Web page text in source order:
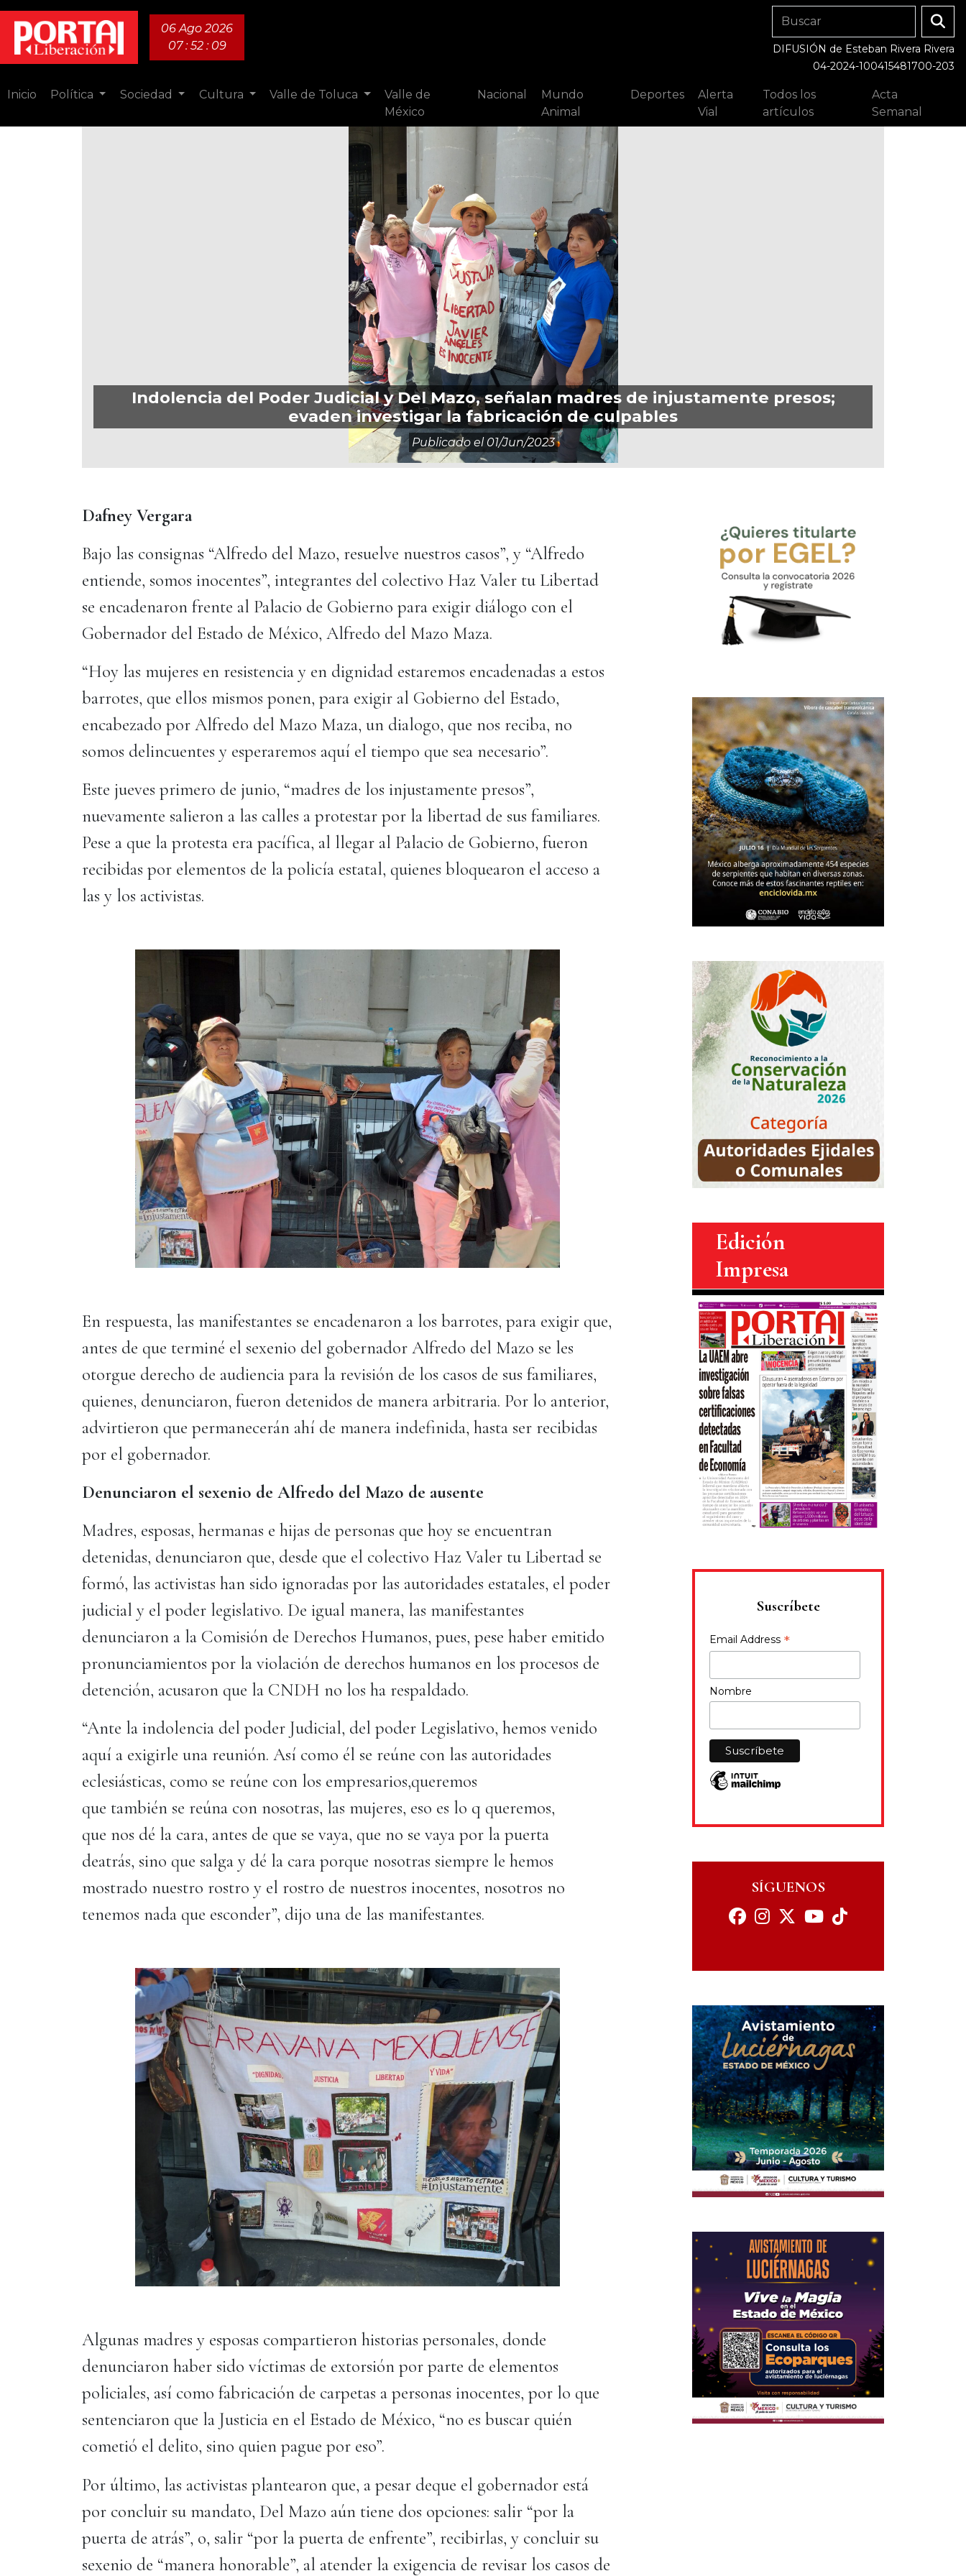
06 Ago 2026
07 : 52 : 11
DIFUSIÓN de Esteban Rivera Rivera
04-2024-100415481700-203
Inicio Política Sociedad Cultura Valle de Toluca
Valle de
México
Nacional
Mundo
Animal
Deportes
Alerta
Vial
Todos los
artículos
Acta
Semanal
Indolencia del Poder Judicial y Del Mazo, señalan madres de injustamente presos;
evaden investigar la fabricación de culpables
Publicado el 01/jun/2023
Dafney Vergara
Bajo las consignas “Alfredo del Mazo, resuelve nuestros casos”, y “Alfredo
entiende, somos inocentes”, integrantes del colectivo Haz Valer tu Libertad
se encadenaron frente al Palacio de Gobierno para exigir diálogo con el
Gobernador del Estado de México, Alfredo del Mazo Maza.
“Hoy las mujeres en resistencia y en dignidad estaremos encadenadas a estos
barrotes, que ellos mismos ponen, para exigir al Gobierno del Estado,
encabezado por Alfredo del Mazo Maza, un dialogo, que nos reciba, no
somos delincuentes y esperaremos aquí el tiempo que sea necesario”.
Este jueves primero de junio, “madres de los injustamente presos”,
nuevamente salieron a las calles a protestar por la libertad de sus familiares.
Pese a que la protesta era pacífica, al llegar al Palacio de Gobierno, fueron
recibidas por elementos de la policía estatal, quienes bloquearon el acceso a
las y los activistas.
En respuesta, las manifestantes se encadenaron a los barrotes, para exigir que,
antes de que terminé el sexenio del gobernador Alfredo del Mazo se les
otorgue derecho de audiencia para la revisión de los casos de sus familiares,
quienes, denunciaron, fueron detenidos de manera arbitraria. Por lo anterior,
advirtieron que permanecerán ahí de manera indefinida, hasta ser recibidas
por el gobernador.
Denunciaron el sexenio de Alfredo del Mazo de ausente
Madres, esposas, hermanas e hijas de personas que hoy se encuentran
detenidas, denunciaron que, desde que el colectivo Haz Valer tu Libertad se
formó, las activistas han sido ignoradas por las autoridades estatales, el poder
judicial y el poder legislativo. De igual manera, las manifestantes
denunciaron a la Comisión de Derechos Humanos, pues, pese haber emitido
pronunciamientos por la violación de derechos humanos en los procesos de
detención, acusaron que la CNDH no los ha respaldado.
“Ante la indolencia del poder Judicial, del poder Legislativo, hemos venido
aquí a exigirle una reunión. Así como él se reúne con las autoridades
eclesiásticas, como se reúne con los empresarios,queremos
que también se reúna con nosotras, las mujeres, eso es lo q queremos,
que nos dé la cara, antes de que se vaya, que no se vaya por la puerta
deatrás, sino que salga y dé la cara porque nosotras siempre le hemos
mostrado nuestro rostro y el rostro de nuestros inocentes, nosotros no
tenemos nada que esconder”, dijo una de las manifestantes.
Algunas madres y esposas compartieron historias personales, donde
denunciaron haber sido víctimas de extorsión por parte de elementos
policiales, así como fabricación de carpetas a personas inocentes, por lo que
sentenciaron que la Justicia en el Estado de México, “no es buscar quién
cometió el delito, sino quien pague por eso”.
Por último, las activistas plantearon que, a pesar deque el gobernador está
por concluir su mandato, Del Mazo aún tiene dos opciones: salir “por la
puerta de atrás”, o, salir “por la puerta de enfrente”, recibirlas, y concluir su
sexenio de “manera honorable”, al atender la exigencia de revisar los casos de
Edición
Impresa
Suscríbete
Email Address *
Nombre
SÍGUENOS